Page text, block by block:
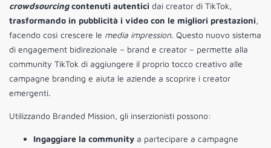
crowdsourcingcontenuti autentici dai creator di TikTok,
trasformando in pubblicità i video con le migliori prestazioni,
facendo così crescere le media impression. Questo nuovo sistema
di engagement bidirezionale – brand e creator – permette alla
community TikTok di aggiungere il proprio tocco creativo alle
campagne branding e aiuta le aziende a scoprire i creator
emergenti.
Utilizzando Branded Mission, gli inserzionisti possono:
Ingaggiare la community a partecipare a campagne